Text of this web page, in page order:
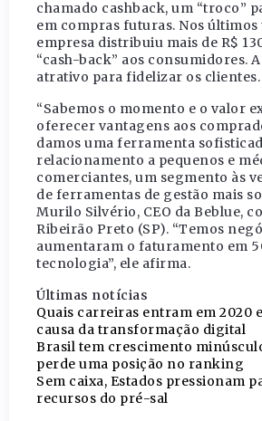
chamado cashback, um “troco”
em compras futuras. Nos últimos
empresa distribuiu mais de R$
“cash-back” aos consumidores.
atrativo para fidelizar os clientes.
“Sabemos o momento e o valor
oferecer vantagens aos
damos uma ferramenta
relacionamento a pequenos e
comerciantes, um segmento às
de ferramentas de gestão mais
Murilo Silvério, CEO da Beblue,
Ribeirão Preto (SP). “Temos
aumentaram o faturamento em
tecnologia”, ele afirma.
Últimas notícias
Quais carreiras entram em 2020
causa da transformação digital
Brasil tem crescimento
perde uma posição no ranking
Sem caixa, Estados pressionam
recursos do pré-sal